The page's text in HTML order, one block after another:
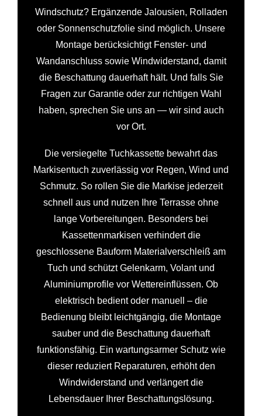
Windschutz? Ergänzende Jalousien, Rolladen
oder Sonnenschutzfolie sind möglich. Unsere
Montage berücksichtigt Fenster- und
Wandanschluss sowie Windwiderstand, damit
die Beschattung dauerhaft hält. Und falls Sie
Fragen zur Garantie oder zur richtigen Wahl
haben, sprechen Sie uns an — wir sind auch
vor Ort.
Die versiegelte Tuchkassette bewahrt das
Markisentuch zuverlässig vor Regen, Wind und
Schmutz. So rollen Sie die Markise jederzeit
schnell aus und nutzen Ihre Terrasse ohne
lange Vorbereitungen. Besonders bei
Kassettenmarkisen verhindert die
geschlossene Bauform Materialverschleiß am
Tuch und schützt Gelenkarm, Volant und
Aluminiumprofile vor Wettereinflüssen. Ob
elektrisch bedient oder manuell – die
Bedienung bleibt leichtgängig, die Montage
sauber und die Beschattung dauerhaft
funktionsfähig. Ein wartungsarmer Schutz wie
dieser reduziert Reparaturen, erhöht den
Windwiderstand und verlängert die
Lebensdauer Ihrer Beschattungslösung.